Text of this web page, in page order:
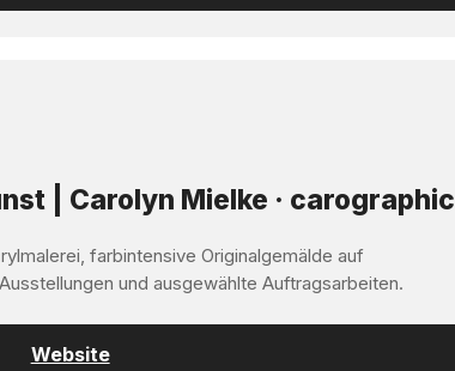
| Carolyn Mielke · carographic
farbintensive Originalgemälde auf
und ausgewählte Auftragsarbeiten.
Website